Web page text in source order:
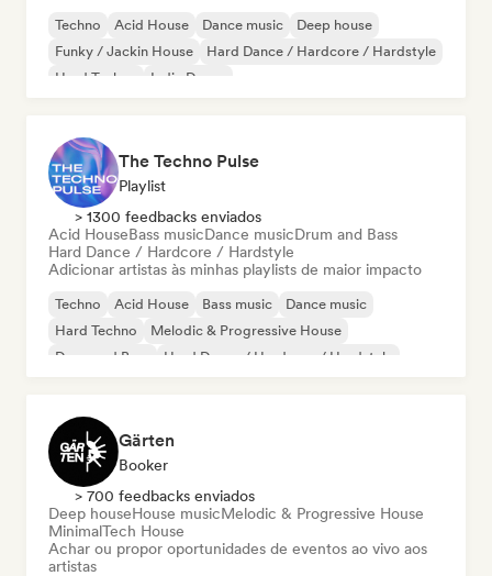
Techno Acid House Dance music
Deep house
Funky / Jackin House
Hard Dance / Hardcore / Hardstyle
Hard Techno
Indie Dance
The Techno Pulse
Playlist
> 1300 feedbacks enviados
Acid HouseBass musicDance musicDrum and Bass
Hard Dance / Hardcore / Hardstyle
Adicionar artistas às minhas playlists de maior impacto
Techno Acid House Bass music
Dance music
Hard Techno
Melodic & Progressive House
Drum and Bass
Hard Dance / Hardcore / Hardstyle
Gärten
Booker
> 700 feedbacks enviados
Deep houseHouse musicMelodic & Progressive House
MinimalTech House
Achar ou propor oportunidades de eventos ao vivo aos
artistas